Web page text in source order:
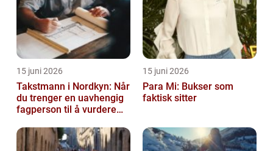
15 juni 2026
Takstmann i Nordkyn: Når
du trenger en uavhengig
fagperson til å vurdere
15 juni 2026
Para Mi: Bukser som
faktisk sitter